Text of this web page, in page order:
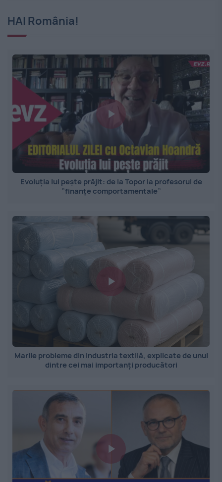
HAI România!
Evoluția lui pește prăjit: de la Topor la profesorul de
”finanțe comportamentale”
Marile probleme din industria textilă, explicate de unul
dintre cei mai importanți producători